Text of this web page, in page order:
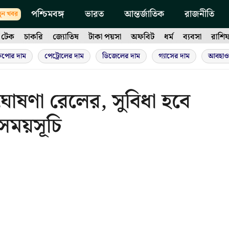
খবর পশ্চিমবঙ্গ ভারত আন্তর্জাতিক রাজনীতি
টেক চাকরি জ্যোতিষ টাকা পয়সা অফবিট ধর্ম ব্যবসা
দাম পেট্রোলের দাম ডিজেলের দাম গ্যাসের দাম
রেলের, সুবিধা হবে